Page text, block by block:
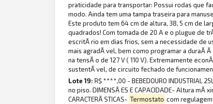
praticidade para transportar: Possui rodas que
modo. Ainda tem uma tampa traseira para
Este produto tem 64 cm de altura, 38, 5 cm de
quadrados! Com tomada de 20 A e o plugue de
escritÃ rio em dias frios, sem a necessidade de
mais agradÃ vel, bem como programar a duraÃ
na tensÃ o de 127 V ( 110 V). Extremamente
sustentÃ vel, de circuito fechado de
Lote 19:R$ ****,00 - BEBEDOURO
no piso. DIMENSÃ ES E CAPACIDADE- Altura
CARACTERÃ STICAS- Termostato com